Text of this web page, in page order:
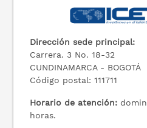
Dirección sede principal:
Carrera. 3 No. 18-32
CUNDINAMARCA - BOGOTÁ
Código postal: 111711
Horario de atención:
horas.